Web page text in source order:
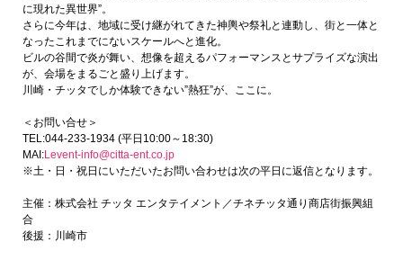
に現れた異世界”。
さらに今年は、地域に受け継がれてきた神輿や祭礼と連動し、街と一体と
なったこれまでにないスケールへと進化。
ビルの谷間で炎が舞い、想像を超えるパフォーマンスとサプライズな演出
が、会場をまるごと盛り上げます。
川崎・チッタでしか体験できない”熱狂”が、ここに。
＜お問い合せ＞
TEL:044-233-1934 (平日10:00～18:30)
MAI:Levent-info@citta-ent.co.jp
※土・日・祝日にいただいたお問い合わせは次の平日に返信となります。
主催：株式会社 チッタ エンタテイメント／チネチッタ通り商店街振興組
合
後援：川崎市